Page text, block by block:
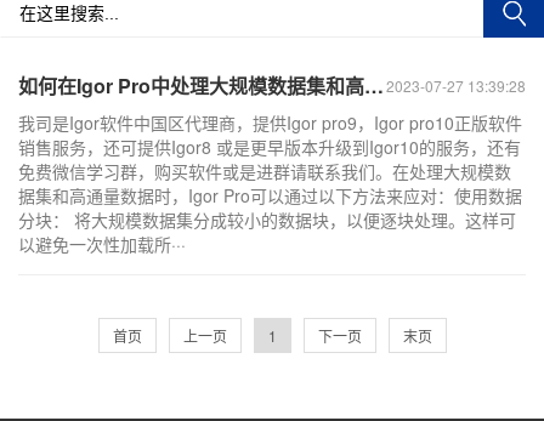
2023-07-27 13:39:28
如何在Igor Pro中处理大规模数据集和高通量数据？
我司是Igor软件中国区代理商，提供Igor pro9，Igor pro10正版软件
销售服务，还可提供Igor8 或是更早版本升级到Igor10的服务，还有
免费微信学习群，购买软件或是进群请联系我们。在处理大规模数
据集和高通量数据时，Igor Pro可以通过以下方法来应对：使用数据
分块： 将大规模数据集分成较小的数据块，以便逐块处理。这样可
以避免一次性加载所···
首页 上一页 1 下一页 末页